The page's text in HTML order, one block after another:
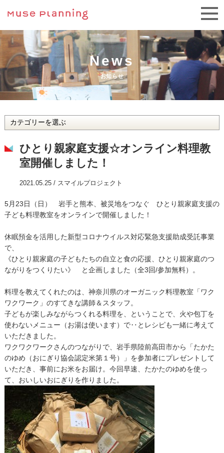
News
お知らせ
ひとり親家庭支援☆オンライン料理教
室開催しました！
2021.05.25 / スマイルプロジェクト
5月23日（日） 岩手と熊本、被災地をつなぐ ひとり親家庭支援の
子ども料理教室をオンラインで開催しました！
休眠預金を活用した新型コロナウイルス対応緊急支援助成受託事業
で、
《ひとり親家庭の子どもたちの自立と食の応援、ひとり親家庭のつ
ながりをつくりたい》 と企画しました（全3回/参加無料）。
料理を教えてくれたのは、神奈川県のオーガニック料理教室「ワク
ワクワーク」のすてきな講師＆スタッフ。
子どもが楽しみながらつくれる料理を、ということで、火や包丁を
使わないメニュー（お湯は使います）で‥とレシピも一緒に考えて
いただきました。
ワクワクワークさんのつながりで、岩手県陸前高田市から「たかた
のゆめ（おにぎり協会認定米第１号）」を参加者にプレゼントして
いただき、事前にお米をお届け。今回早速、たかたのゆめを使っ
て、おいしいおにぎりを作りました。